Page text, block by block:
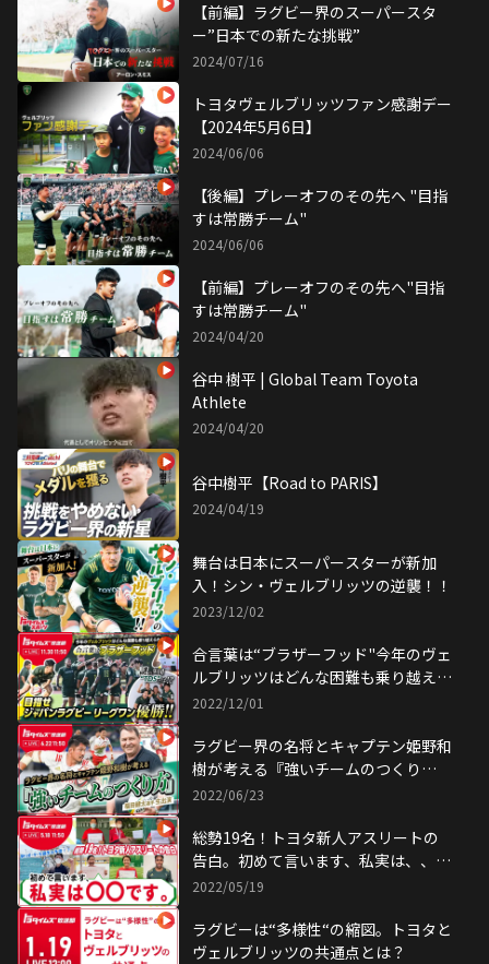
【前編】ラグビー界のスーパースタ
ー”日本での新たな挑戦”
2024/07/16
トヨタヴェルブリッツファン感謝デー
【2024年5月6日】
2024/06/06
【後編】プレーオフのその先へ "目指
すは常勝チーム"
2024/06/06
【前編】プレーオフのその先へ"目指
すは常勝チーム"
2024/04/20
谷中 樹平 | Global Team Toyota
Athlete
2024/04/20
谷中樹平【Road to PARIS】
2024/04/19
舞台は日本にスーパースターが新加
入！シン・ヴェルブリッツの逆襲！！
2023/12/02
合言葉は“ブラザーフッド"今年のヴェ
ルブリッツはどんな困難も乗り越えら
れる！目指せジャパンラグビーリーグ
2022/12/01
ラグビー界の名将とキャプテン姫野和
樹が考える『強いチームのつくり
方！』
2022/06/23
総勢19名！トヨタ新人アスリートの
告白。初めて言います、私実は、、、
です。
2022/05/19
ラグビーは“多様性“の縮図。トヨタと
ヴェルブリッツの共通点とは？